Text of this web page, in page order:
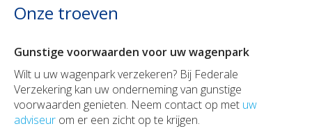
Onze troeven
Gunstige voorwaarden voor uw wagenpark
Wilt u uw wagenpark verzekeren? Bij Federale
Verzekering kan uw onderneming van gunstige
voorwaarden genieten. Neem contact op met uw
adviseur om er een zicht op te krijgen.